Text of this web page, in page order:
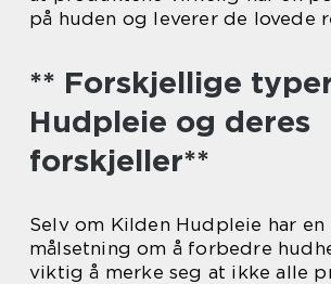
på huden og leverer de lovede
** Forskjellige
Hudpleie og deres
forskjeller**
Selv om Kilden Hudpleie har en
målsetning om å forbedre
viktig å merke seg at ikke alle